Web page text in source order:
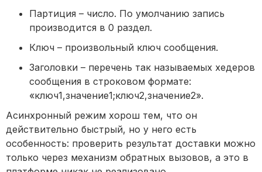
Партиция – число. По умолчанию запись
производится в 0 раздел.
Ключ – произвольный ключ сообщения.
Заголовки – перечень так называемых хедеров
сообщения в строковом формате:
«ключ1,значение1;ключ2,значение2».
Асинхронный режим хорош тем, что он
действительно быстрый, но у него есть
особенность: проверить результат доставки можно
только через механизм обратных вызовов, а это в